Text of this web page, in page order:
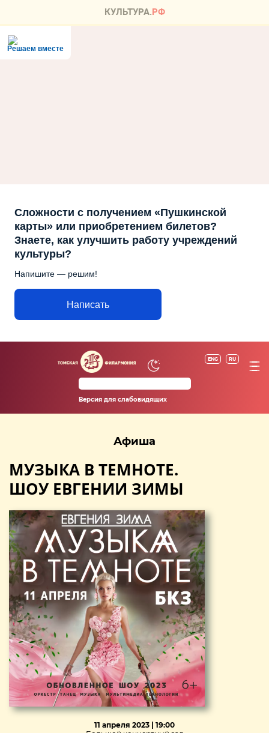
Решаем вместе
Сложности с получением «Пушкинской
карты» или приобретением билетов?
Знаете, как улучшить работу учреждений
культуры?
Напишите — решим!
Написать
ENG RU
Версия для слабовидящих
Афиша
МУЗЫКА В ТЕМНОТЕ.
ШОУ ЕВГЕНИИ ЗИМЫ
11 апреля 2023 | 19:00